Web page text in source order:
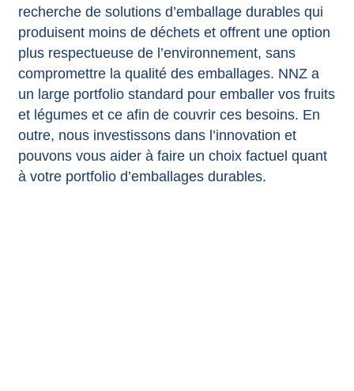
recherche de solutions d’emballage durables qui
produisent moins de déchets et offrent une option
plus respectueuse de l’environnement, sans
compromettre la qualité des emballages. NNZ a
un large portfolio standard pour emballer vos fruits
et légumes et ce afin de couvrir ces besoins. En
outre, nous investissons dans l’innovation et
pouvons vous aider à faire un choix factuel quant
à votre portfolio d’emballages durables.